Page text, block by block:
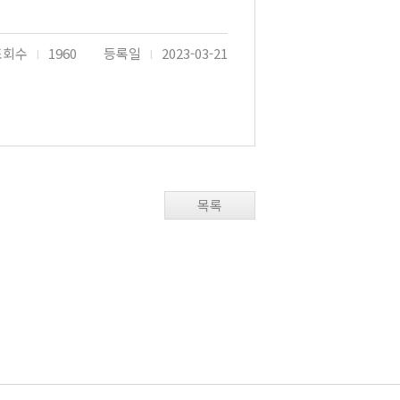
수 l 1960 등록일 l 2023-03-21
목록